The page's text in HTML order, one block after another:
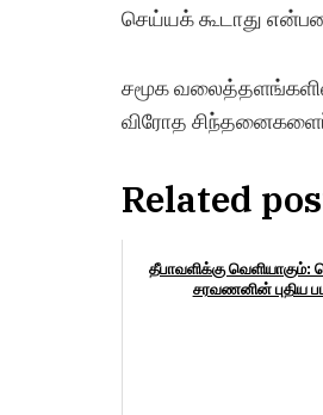
செய்யக் கூடாது
சமூக வலைத்தளங்களில்
விரோத சிந்தனைகளைப்
Related
தீபாவளிக்கு
சரவணனின் புதிய